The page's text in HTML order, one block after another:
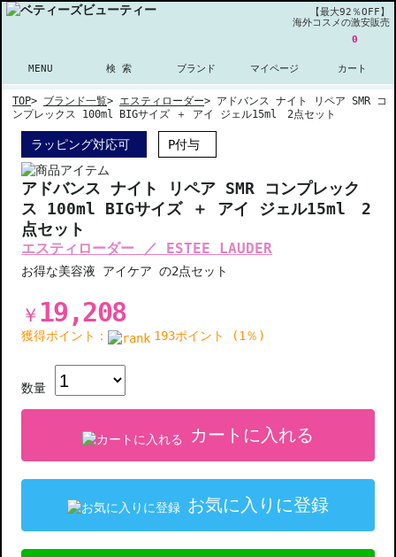
【最大92％OFF】
海外コスメの激安販売
MENU 検 索 ブランド マイページ
0
カート
TOP> ブランド一覧> エスティローダー> アドバンス ナイト リペア SMR コ
ンプレックス 100ml BIGサイズ ＋ アイ ジェル15ml 2点セット
ラッピング対応可 P付与
アドバンス ナイト リペア SMR コンプレック
ス 100ml BIGサイズ ＋ アイ ジェル15ml 2
点セット
エスティローダー ／ ESTEE LAUDER
お得な美容液 アイケア の2点セット
￥ 19,208
獲得ポイント： 193ポイント (1％)
数量
カートに入れる
お気に入りに登録